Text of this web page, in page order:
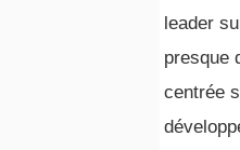
leader
presque
centrée